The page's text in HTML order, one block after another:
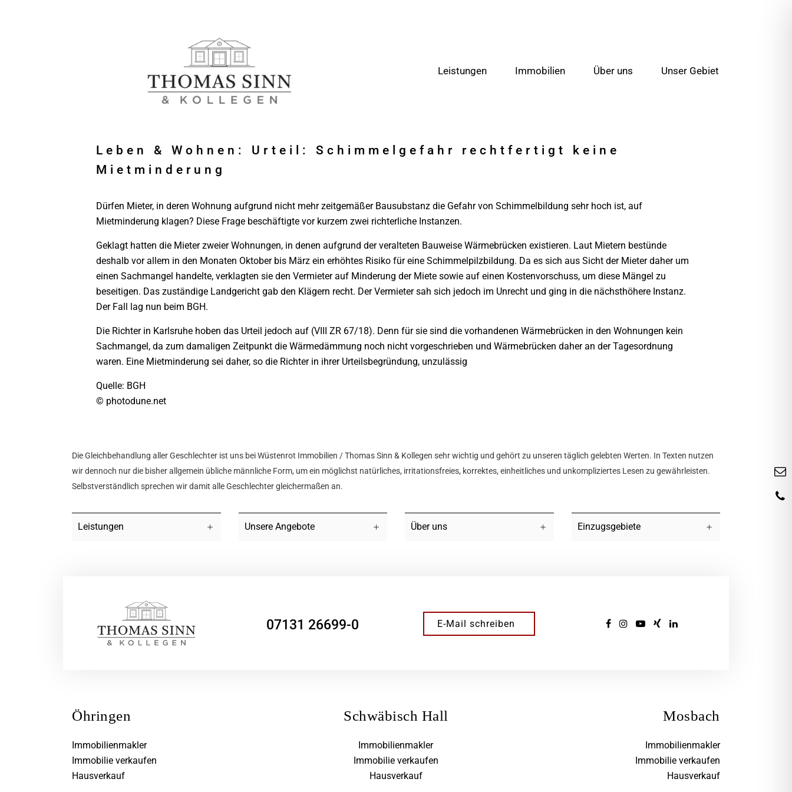
Leistungen Immobilien Über uns Unser Gebiet
Leben & Wohnen: Urteil: Schimmelgefahr rechtfertigt keine
Mietminderung
Dürfen Mieter, in deren Wohnung aufgrund nicht mehr zeitgemäßer Bausubstanz die Gefahr von Schimmelbildung sehr hoch ist, auf
Mietminderung klagen? Diese Frage beschäftigte vor kurzem zwei richterliche Instanzen.
Geklagt hatten die Mieter zweier Wohnungen, in denen aufgrund der veralteten Bauweise Wärmebrücken existieren. Laut Mietern bestünde
deshalb vor allem in den Monaten Oktober bis März ein erhöhtes Risiko für eine Schimmelpilzbildung. Da es sich aus Sicht der Mieter daher um
einen Sachmangel handelte, verklagten sie den Vermieter auf Minderung der Miete sowie auf einen Kostenvorschuss, um diese Mängel zu
beseitigen. Das zuständige Landgericht gab den Klägern recht. Der Vermieter sah sich jedoch im Unrecht und ging in die nächsthöhere Instanz.
Der Fall lag nun beim BGH.
Die Richter in Karlsruhe hoben das Urteil jedoch auf (VIII ZR 67/18). Denn für sie sind die vorhandenen Wärmebrücken in den Wohnungen kein
Sachmangel, da zum damaligen Zeitpunkt die Wärmedämmung noch nicht vorgeschrieben und Wärmebrücken daher an der Tagesordnung
waren. Eine Mietminderung sei daher, so die Richter in ihrer Urteilsbegründung, unzulässig
Quelle: BGH
© photodune.net
Die Gleichbehandlung aller Geschlechter ist uns bei Wüstenrot Immobilien / Thomas Sinn & Kollegen sehr wichtig und gehört zu unseren täglich gelebten Werten. In Texten nutzen
wir dennoch nur die bisher allgemein übliche männliche Form, um ein möglichst natürliches, irritationsfreies, korrektes, einheitliches und unkompliziertes Lesen zu gewährleisten.
Selbstverständlich sprechen wir damit alle Geschlechter gleichermaßen an.
Leistungen Unsere Angebote Über uns Einzugsgebiete
07131 26699-0 E-Mail schreiben
Öhringen
Immobilienmakler
Immobilie verkaufen
Hausverkauf
Schwäbisch Hall
Immobilienmakler
Immobilie verkaufen
Hausverkauf
Mosbach
Immobilienmakler
Immobilie verkaufen
Hausverkauf